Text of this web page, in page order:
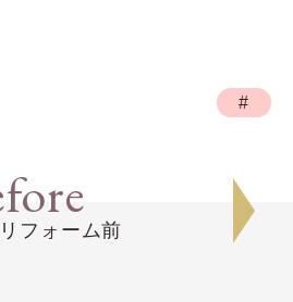
#
リフォーム前